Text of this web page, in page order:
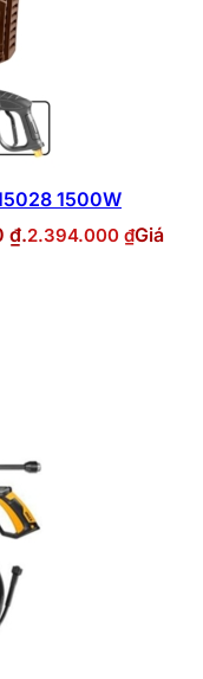
1500W
₫.2.394.000 ₫Giá